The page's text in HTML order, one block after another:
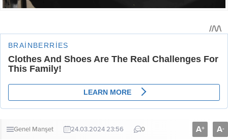
Genel Manşet 24.03.2024 23:56 0 A+ A-